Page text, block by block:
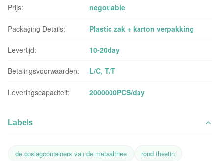
Prijs: negotiable
Packaging Details: Plastic zak + karton verpakking
Levertijd: 10-20day
Betalingsvoorwaarden: L/C, T/T
Leveringscapaciteit: 2000000PCS/day
Labels
de opslagcontainers van de metaalthee
rond theetin